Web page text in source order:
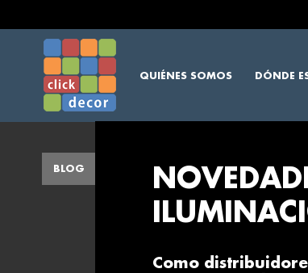
QUIÉNES SOMOS DÓNDE
BLOG
Como